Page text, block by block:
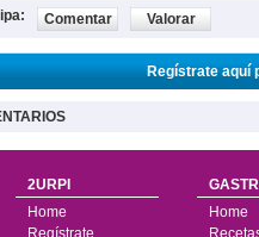
Comentar Valorar
Regístrate aquí
2URPI
Home
Regístrate
Home